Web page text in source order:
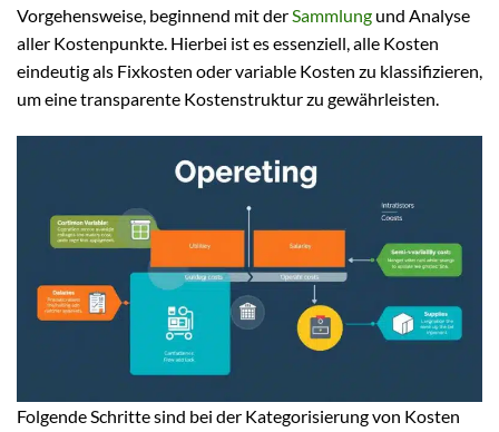
Vorgehensweise, beginnend mit derSammlung und Analyse
aller Kostenpunkte. Hierbei ist es essenziell, alle Kosten
eindeutig als Fixkosten oder variable Kosten zu klassifizieren,
um eine transparente Kostenstruktur zu gewährleisten.
Folgende Schritte sind bei der Kategorisierung von Kosten